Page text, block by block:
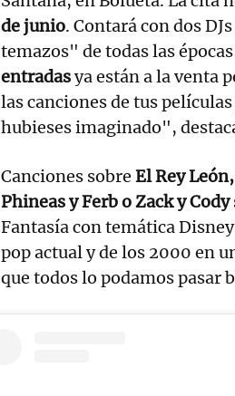
de junio. Contará con dos
temazos" de todas las
entradasya están a la venta
las canciones de tus
hubieses imaginado",
Canciones sobre El Rey
Phineas y Ferb o Zack y Cody
Fantasía con temática
pop actual y de los 2000 en
que todos lo podamos pasar